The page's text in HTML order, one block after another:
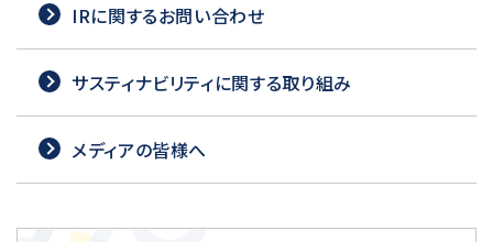
IRに関するお問い合わせ
サスティナビリティに関する取り組み
メディアの皆様へ